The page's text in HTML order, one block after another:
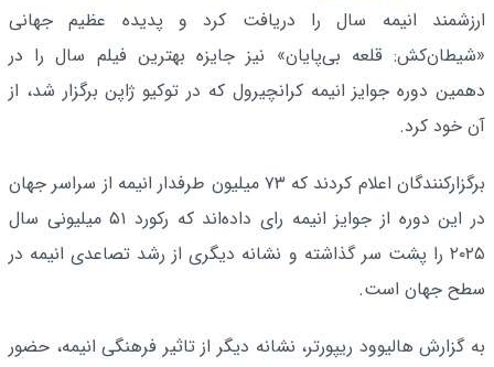
ارزشمند انیمه سال را دریافت کرد و پدیده عظیم جهانی
«شیطان‌کش: قلعه بی‌پایان» نیز جایزه بهترین فیلم سال را در
دهمین دوره جوایز انیمه کرانچیرول که در توکیو ژاپن برگزار شد، از
آن خود کرد.
برگزارکنندگان اعلام کردند که ۷۳ میلیون طرفدار انیمه از سراسر جهان
در این دوره از جوایز انیمه رای داده‌اند که رکورد ۵۱ میلیونی سال
۲۰۲۵ را پشت سر گذاشته و نشانه دیگری از رشد تصاعدی انیمه در
سطح جهان است.
به گزارش هالیوود ریپورتر، نشانه دیگر از تاثیر فرهنگی انیمه، حضور